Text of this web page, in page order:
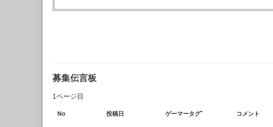
募集伝言板
1ページ目
No 投稿日 ゲーマータグﾞ コメント